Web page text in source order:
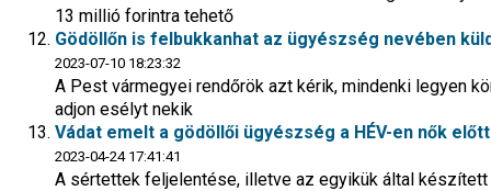
13 millió forintra tehető
Gödöllőn is felbukkanhat az ügyészség nevében
2023-07-10 18:23:32
A Pest vármegyei rendőrök azt kérik, mindenki legyen
adjon esélyt nekik
Vádat emelt a gödöllői ügyészség a HÉV-en nők
2023-04-24 17:41:41
A sértettek feljelentése, illetve az egyikük által